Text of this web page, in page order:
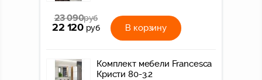
23 090руб
22 120 руб В корзину
Комплект мебели Francesca
Кристи 80-3.2